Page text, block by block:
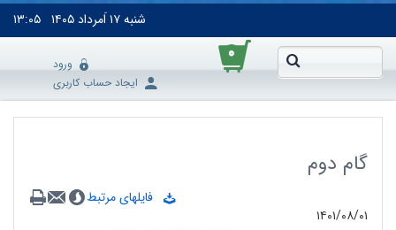
شنبه۱۷ اَمرداد ۱۴۰۵ ۱۳:۰۵
۰
ورود
ایجاد حساب کاربری
گام دوم
فایلهای مرتبط
۱۴۰۱/۰۸/۰۱